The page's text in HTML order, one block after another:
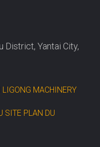
District, Yantai City,
LIGONG MACHINERY
SITE PLAN DU